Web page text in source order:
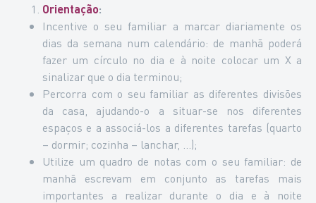
Orientação:
Incentive o seu familiar a marcar diariamente os
dias da semana num calendário: de manhã poderá
fazer um círculo no dia e à noite colocar um X a
sinalizar que o dia terminou;
Percorra com o seu familiar as diferentes divisões
da casa, ajudando-o a situar-se nos diferentes
espaços e a associá-los a diferentes tarefas (quarto
– dormir; cozinha – lanchar, …);
Utilize um quadro de notas com o seu familiar: de
manhã escrevam em conjunto as tarefas mais
importantes a realizar durante o dia e à noite